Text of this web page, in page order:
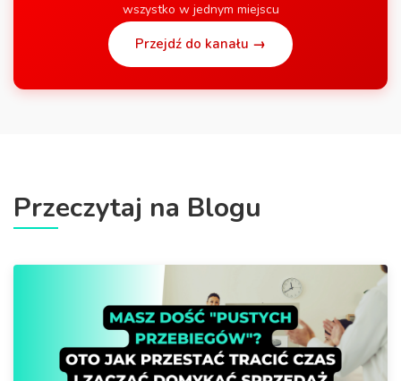
wszystko w jednym miejscu
Przejdź do kanału →
Przeczytaj na Blogu